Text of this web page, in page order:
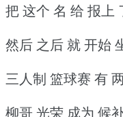
把 这个 名 给 报上
然后 之后 就 开始
三人制 篮球赛 有
柳哥 光荣 成为 候